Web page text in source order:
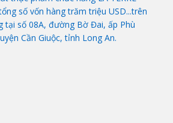
số vốn hàng trăm triệu USD...trên
tại số 08A, đường Bờ Đai, ấp Phù
Cần Giuộc, tỉnh Long An.